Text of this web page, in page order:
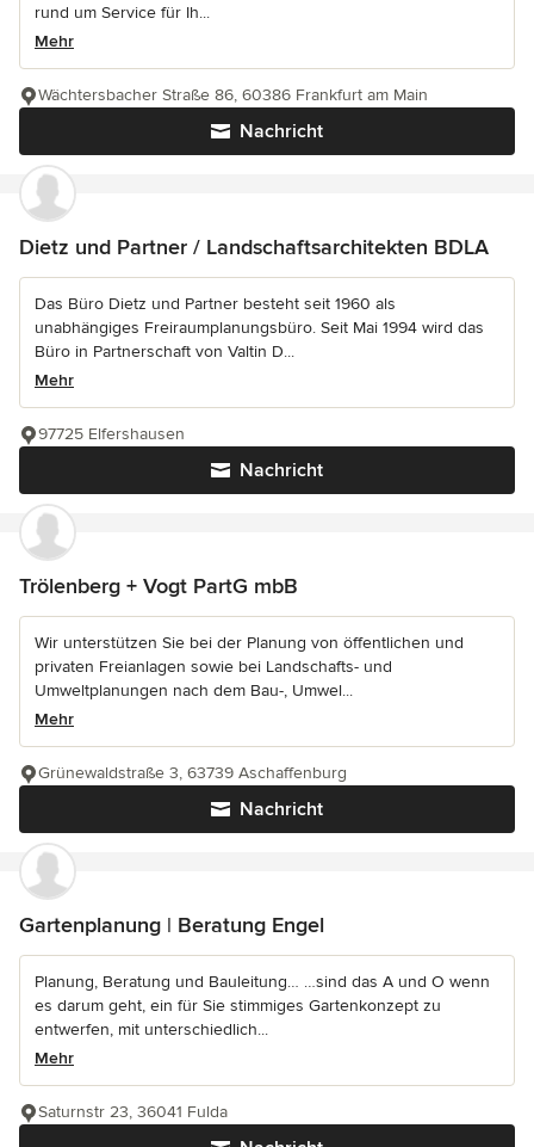
rund um Service für Ih...
Mehr
Nachricht
Wächtersbacher Straße 86, 60386 Frankfurt am Main
Dietz und Partner / Landschaftsarchitekten BDLA
Das Büro Dietz und Partner besteht seit 1960 als
unabhängiges Freiraumplanungsbüro. Seit Mai 1994 wird das
Büro in Partnerschaft von Valtin D...
Mehr
Nachricht
97725 Elfershausen
Trölenberg + Vogt PartG mbB
Wir unterstützen Sie bei der Planung von öffentlichen und
privaten Freianlagen sowie bei Landschafts- und
Umweltplanungen nach dem Bau-, Umwel...
Mehr
Nachricht
Grünewaldstraße 3, 63739 Aschaffenburg
Gartenplanung | Beratung Engel
Planung, Beratung und Bauleitung… …sind das A und O wenn
es darum geht, ein für Sie stimmiges Gartenkonzept zu
entwerfen, mit unterschiedlich...
Mehr
Saturnstr 23, 36041 Fulda